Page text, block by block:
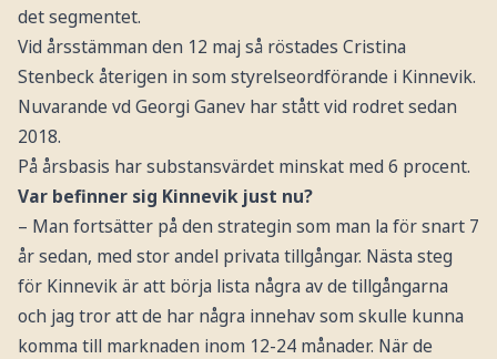
det segmentet.
Vid årsstämman den 12 maj så röstades Cristina
Stenbeck återigen in som styrelseordförande i Kinnevik.
Nuvarande vd Georgi Ganev har stått vid rodret sedan
2018.
På årsbasis har substansvärdet minskat med 6 procent.
Var befinner sig Kinnevik just nu?
– Man fortsätter på den strategin som man la för snart 7
år sedan, med stor andel privata tillgångar. Nästa steg
för Kinnevik är att börja lista några av de tillgångarna
och jag tror att de har några innehav som skulle kunna
komma till marknaden inom 12-24 månader. När de